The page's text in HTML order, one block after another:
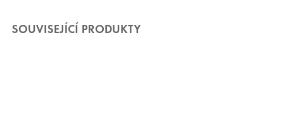
SOUVISEJÍCÍ PRODUKTY